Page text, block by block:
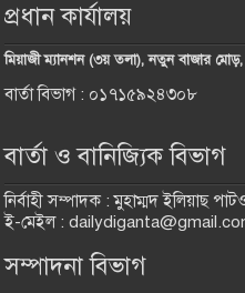
প্রধান কার্যালয়
মিয়াজী ম্যানশন (৩য় তলা), নতুন বাজার
বার্তা বিভাগ : ০১৭১৫৯২৪৩০৮
বার্তা ও বানিজ্যিক বিভাগ
নির্বাহী সম্পাদক : মুহাম্মদ ইলিয়াছ
ই-মেইল :
সম্পাদনা বিভাগ